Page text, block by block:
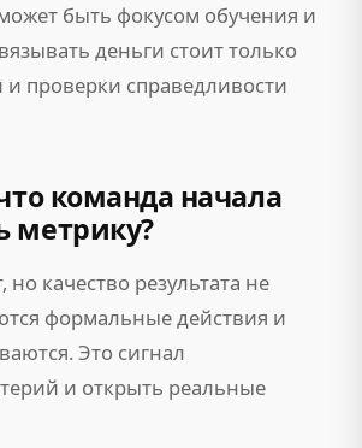
быть фокусом обучения и
деньги стоит только
и проверки справедливости
команда начала
метрику?
но качество результата не
формальные действия и
Это сигнал
и открыть реальные